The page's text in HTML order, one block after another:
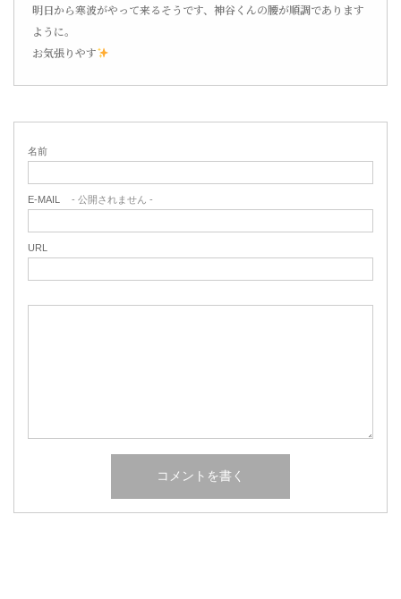
明日から寒波がやって来るそうです、神谷くんの腰が順調であります
ように。
お気張りやす
名前
E-MAIL - 公開されません -
URL